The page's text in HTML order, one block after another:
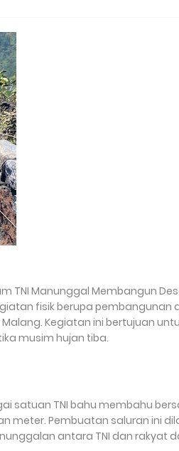
Manunggal Membangun
fisik berupa pembangunan
Kegiatan ini bertujuan
musim hujan tiba.
satuan TNI bahu membahu
meter. Pembuatan saluran ini
antara TNI dan rakyat